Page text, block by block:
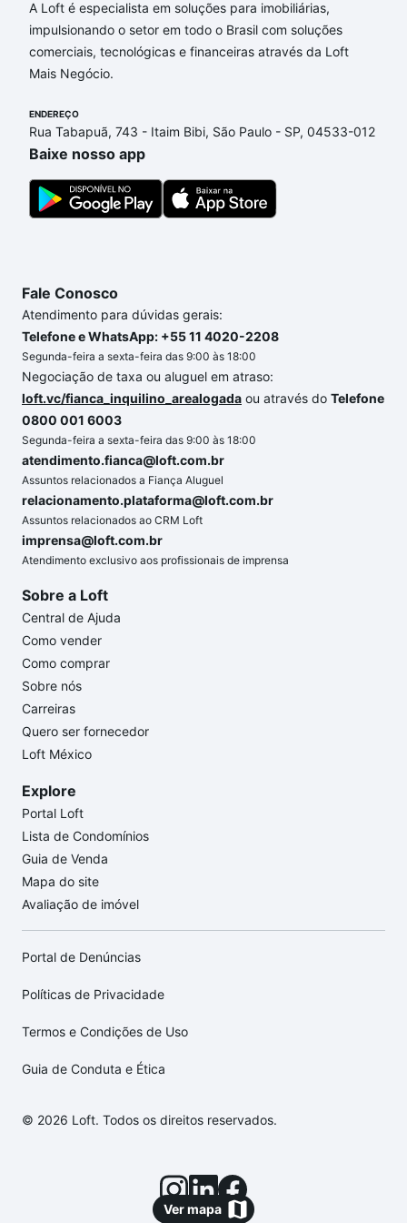
Ver mapa
Imóveis com 1 banheiro à venda em Setor 2, Ibiporã,
PR que custam a partir de R$ 0 e com nossas
opções de financiamento imobiliário as parcelas
podem se adequar ao seu orçamento. Se ainda tem
de compra, veja em nosso portal
comprar um apartamento e conte com a gente para
comprar o imóvel dos seus sonhos com segurança e
conforto. Loft, com você até as chaves.
A Loft é especialista em soluções para imobiliárias,
impulsionando o setor em todo o Brasil com soluções
comerciais, tecnológicas e financeiras através da Loft
Mais Negócio.
ENDEREÇO
Rua Tabapuã, 743 - Itaim Bibi, São Paulo - SP, 04533-012
Baixe nosso app
Fale Conosco
Atendimento para dúvidas gerais:
Telefone e WhatsApp: +55 11 4020-2208
Segunda-feira a sexta-feira das 9:00 às 18:00
Negociação de taxa ou aluguel em atraso:
loft.vc/fianca_inquilino_arealogada ou através do Telefone
0800 001 6003
Segunda-feira a sexta-feira das 9:00 às 18:00
atendimento.fianca@loft.com.br
Assuntos relacionados a Fiança Aluguel
relacionamento.plataforma@loft.com.br
Assuntos relacionados ao CRM Loft
imprensa@loft.com.br
Atendimento exclusivo aos profissionais de imprensa
Sobre a Loft
Central de Ajuda
Como vender
Como comprar
Sobre nós
Carreiras
Quero ser fornecedor
Loft México
Explore
Portal Loft
Lista de Condomínios
Guia de Venda
Mapa do site
Avaliação de imóvel
Portal de Denúncias
Políticas de Privacidade
Termos e Condições de Uso
Guia de Conduta e Ética
© 2026 Loft. Todos os direitos reservados.